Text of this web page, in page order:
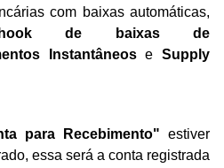
com baixas automáticas,
de baixas de
InstantâneoseSupply
para Recebimento" estiver
essa será a conta registrada